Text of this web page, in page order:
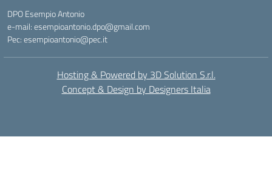
DPO Esempio Antonio
e-mail: esempioantonio.dpo@gmail.com
Pec: esempioantonio@pec.it
Hosting & Powered by 3D Solution S.r.l.
Concept & Design by Designers Italia